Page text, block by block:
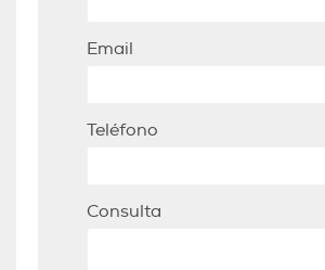
Email
Teléfono
Consulta